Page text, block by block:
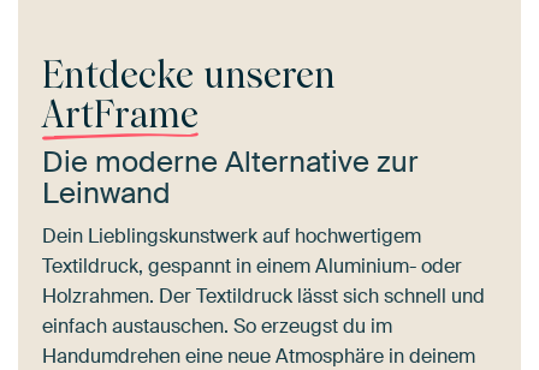
Entdecke unseren
ArtFrame
Die moderne Alternative zur
Leinwand
Dein Lieblingskunstwerk auf hochwertigem
Textildruck, gespannt in einem Aluminium- oder
Holzrahmen. Der Textildruck lässt sich schnell und
einfach austauschen. So erzeugst du im
Handumdrehen eine neue Atmosphäre in deinem